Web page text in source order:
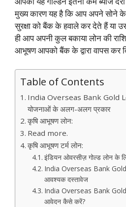
मुख्य कारण यह है कि आप अपने सोने
सुरक्षा को बैंक के हवाले कर देते हैं या
ही आप अपनी कुल बकाया लोन की
आभूषण आपको बैंक के द्वारा वापस कर
Table of Contents
India Overseas Bank Gold
योजनाओं के अलग-अलग प्रकार
कृषि आभूषण लोन:
Read more.
कृषि आभूषण टर्म लोन:
इंडियन ओवरसीज़ गोल्ड लोन के
India Overseas Bank
आवश्यक दस्तावेज
India Overseas Bank
आवेदन कैसे करें?